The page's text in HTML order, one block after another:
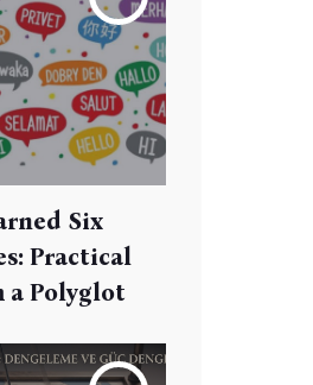
Six
Practical
a Polyglot